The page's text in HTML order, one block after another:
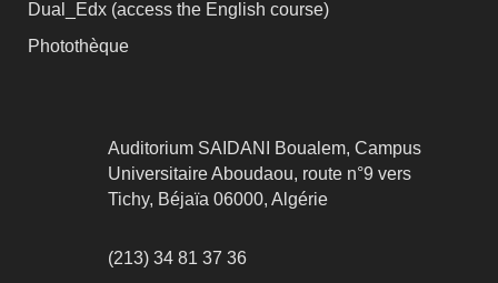
Dual_Edx (access the English course)
Photothèque
Auditorium SAIDANI Boualem, Campus
Universitaire Aboudaou, route n°9 vers
Tichy, Béjaïa 06000, Algérie
(213) 34 81 37 36